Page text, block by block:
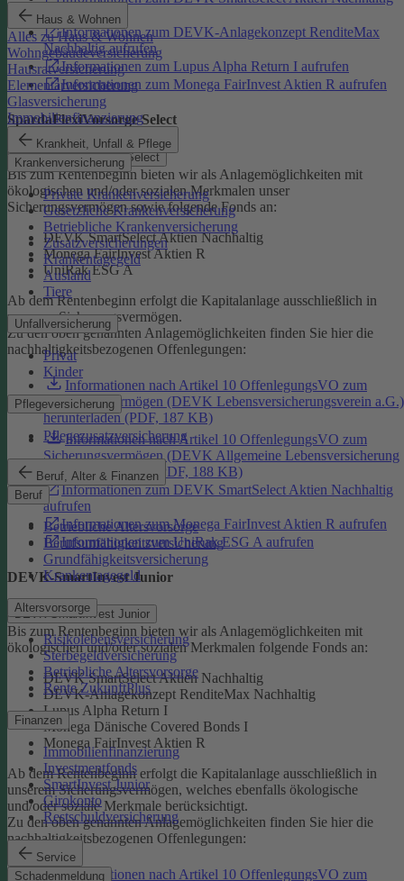
Haus & Wohnen
Alles zu Haus & Wohnen
Wohngebäudeversicherung
Hausratversicherung
Elementarversicherung
Glasversicherung
Immobilienfinanzierung
Krankheit, Unfall & Pflege
Krankenversicherung
Private Krankenversicherung
Gesetzliche Krankenversicherung
Betriebliche Krankenversicherung
Zusatzversicherungen
Krankentagegeld
Ausland
Tiere
Unfallversicherung
Privat
Kinder
Pflegeversicherung
Pflegezusatzversicherung
Beruf, Alter & Finanzen
Beruf
Betriebliche Altersvorsorge
Berufsunfähigkeitsversicherung
Grundfähigkeitsversicherung
Krankentagegeld
Altersvorsorge
Risikolebensversicherung
Sterbegeldversicherung
Betriebliche Altersvorsorge
Rente ZukunftPlus
Finanzen
Immobilienfinanzierung
Investmentfonds
SmartInvest Junior
Girokonto
Restschuldversicherung
Service
Schadenmeldung
aufrufen
Informationen zum DEVK-Anlagekonzept RenditeMax
Nachhaltig aufrufen
Informationen zum Lupus Alpha Return I aufrufen
Informationen zum Monega FairInvest Aktien R aufrufen
SpardaFlexiVorsorge Select
SpardaFlexiVorsorge Select
Bis zum Rentenbeginn bieten wir als Anlagemöglichkeiten mit
ökologischen und/oder sozialen Merkmalen unser
Sicherungsvermögen sowie folgende Fonds an:
DEVK SmartSelect Aktien Nachhaltig
Monega FairInvest Aktien R
UniRak ESG A
Ab dem Rentenbeginn erfolgt die Kapitalanlage ausschließlich in
unserem Sicherungsvermögen.
Zu den oben genannten Anlagemöglichkeiten finden Sie hier die
nachhaltigkeitsbezogenen Offenlegungen:
Informationen nach Artikel 10 OffenlegungsVO zum
Sicherungsvermögen (DEVK Lebensversicherungsverein a.G.)
herunterladen (PDF, 187 KB)
Informationen nach Artikel 10 OffenlegungsVO zum
Sicherungsvermögen (DEVK Allgemeine Lebensversicherung
AG) herunterladen (PDF, 188 KB)
Informationen zum DEVK SmartSelect Aktien Nachhaltig
aufrufen
Informationen zum Monega FairInvest Aktien R aufrufen
Informationen zum UniRak ESG A aufrufen
DEVK-SmartInvest Junior
DEVK-SmartInvest Junior
Bis zum Rentenbeginn bieten wir als Anlagemöglichkeiten mit
ökologischen und/oder sozialen Merkmalen folgende Fonds an:
DEVK SmartSelect Aktien Nachhaltig
DEVK-Anlagekonzept RenditeMax Nachhaltig
Lupus Alpha Return I
Monega Dänische Covered Bonds I
Monega FairInvest Aktien R
Ab dem Rentenbeginn erfolgt die Kapitalanlage ausschließlich in
unserem Sicherungsvermögen, welches ebenfalls ökologische
und/oder soziale Merkmale berücksichtigt.
Zu den oben genannten Anlagemöglichkeiten finden Sie hier die
nachhaltigkeitsbezogenen Offenlegungen:
Informationen nach Artikel 10 OffenlegungsVO zum